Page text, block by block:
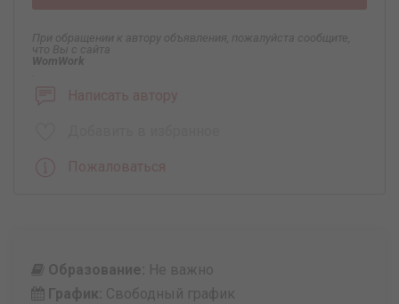
При обращении к автору объявления, пожалуйста сообщите,
что Вы с сайта
WomWork
Написать автору
Пожаловаться
Образование: Не важно
График: Свободный график